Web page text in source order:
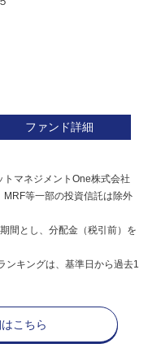
ファンド詳細
マネジメントOne株式会社
等一部の投資信託は除外
間とし、分配金（税引前）を
キングは、基準日から過去1
こちら